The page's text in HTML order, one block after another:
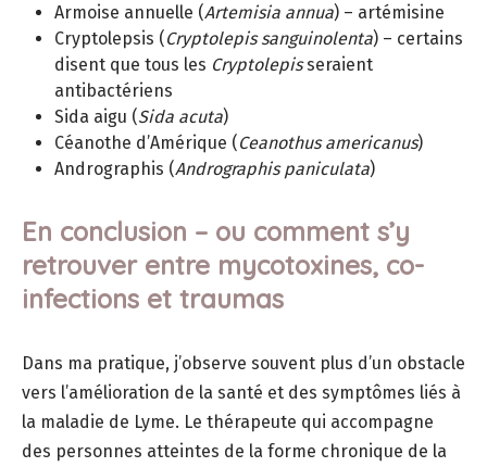
Armoise annuelle (Artemisia annua) – artémisine
Cryptolepsis (Cryptolepis sanguinolenta) – certains
disent que tous les Cryptolepisseraient
antibactériens
Sida aigu (Sida acuta)
Céanothe d’Amérique (Ceanothus americanus)
Andrographis (Andrographis paniculata)
En conclusion – ou comment s’y
retrouver entre mycotoxines, co-
infections et traumas
Dans ma pratique, j’observe souvent plus d’un obstacle
vers l’amélioration de la santé et des symptômes liés à
la maladie de Lyme. Le thérapeute qui accompagne
des personnes atteintes de la forme chronique de la